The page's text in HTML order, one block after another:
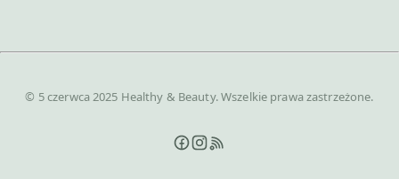
© 5 czerwca 2025 Healthy & Beauty. Wszelkie prawa zastrzeżone.